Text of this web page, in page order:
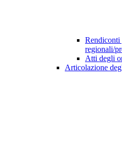
Rendiconti
regionali/
Atti degli
Articolazione